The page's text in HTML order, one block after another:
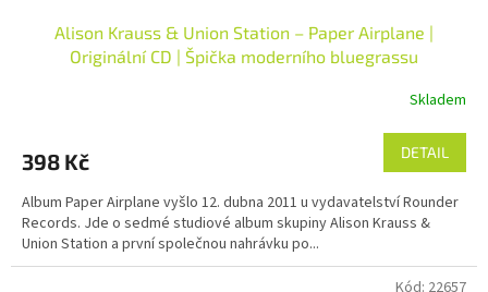
Alison Krauss & Union Station – Paper Airplane |
Originální CD | Špička moderního bluegrassu
Skladem
398 Kč DETAIL
Album Paper Airplane vyšlo 12. dubna 2011 u vydavatelství Rounder
Records. Jde o sedmé studiové album skupiny Alison Krauss &
Union Station a první společnou nahrávku po...
Kód: 22657